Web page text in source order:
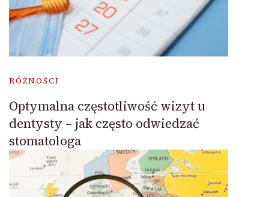
RÓŻNOŚCI
Optymalna częstotliwość wizyt u
dentysty – jak często odwiedzać
stomatologa